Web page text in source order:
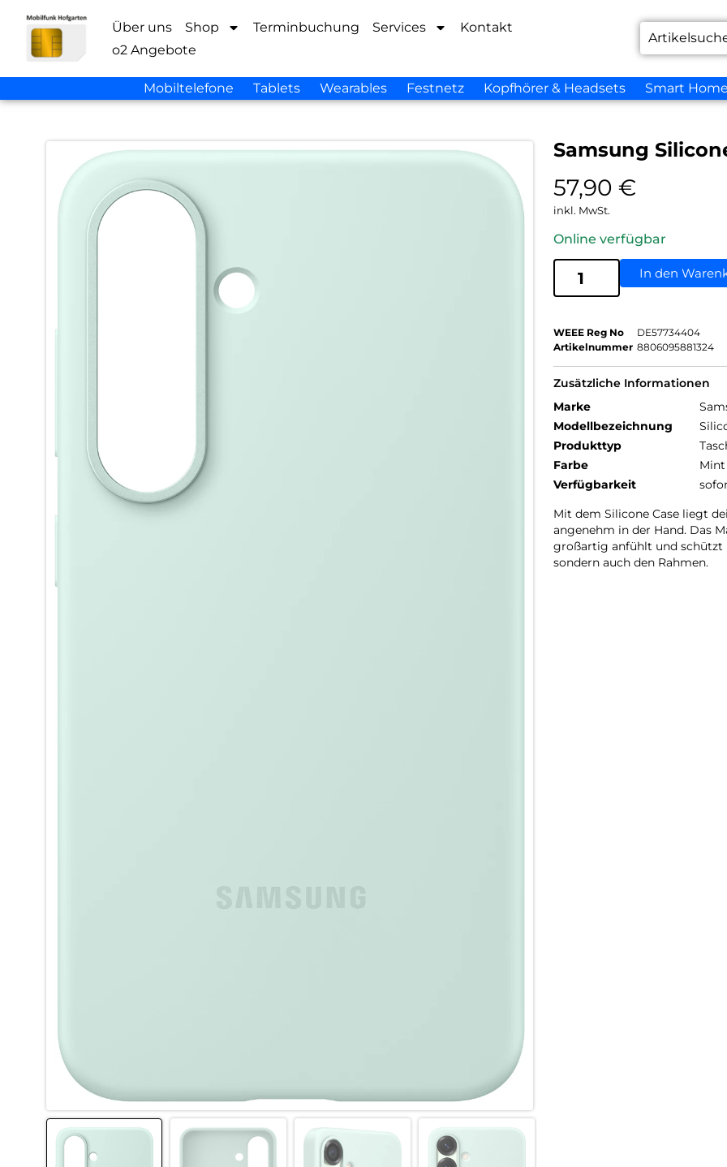
Über uns Shop Terminbuchung Services
Kontakt
o2 Angebote
Mobiltelefone Tablets Wearables Festnetz Kopfhörer & Headsets Smart
Samsung
57,90 €
inkl. MwSt.
Online verfügbar
In den
WEEE Reg No
DE57734404
Artikelnummer 8806095881324
Zusätzliche Informationen
Marke
Modellbezeichnung
Produkttyp
Farbe
Mint
Verfügbarkeit
Mit dem Silicone Case liegt
angenehm in der Hand. Das
großartig anfühlt und schützt
sondern auch den Rahmen.